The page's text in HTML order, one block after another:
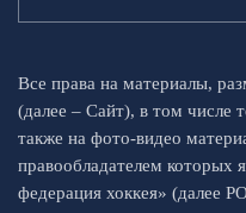
Все права на материалы,
(далее – Сайт), в том числе
также на фото-видео
правообладателем которых
федерация хоккея» (далее